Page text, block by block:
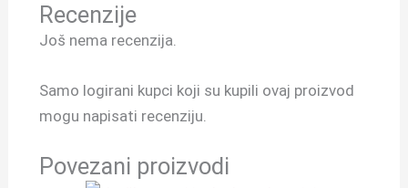
Recenzije
Još nema recenzija.
Samo logirani kupci koji su kupili ovaj proizvod
mogu napisati recenziju.
Povezani proizvodi